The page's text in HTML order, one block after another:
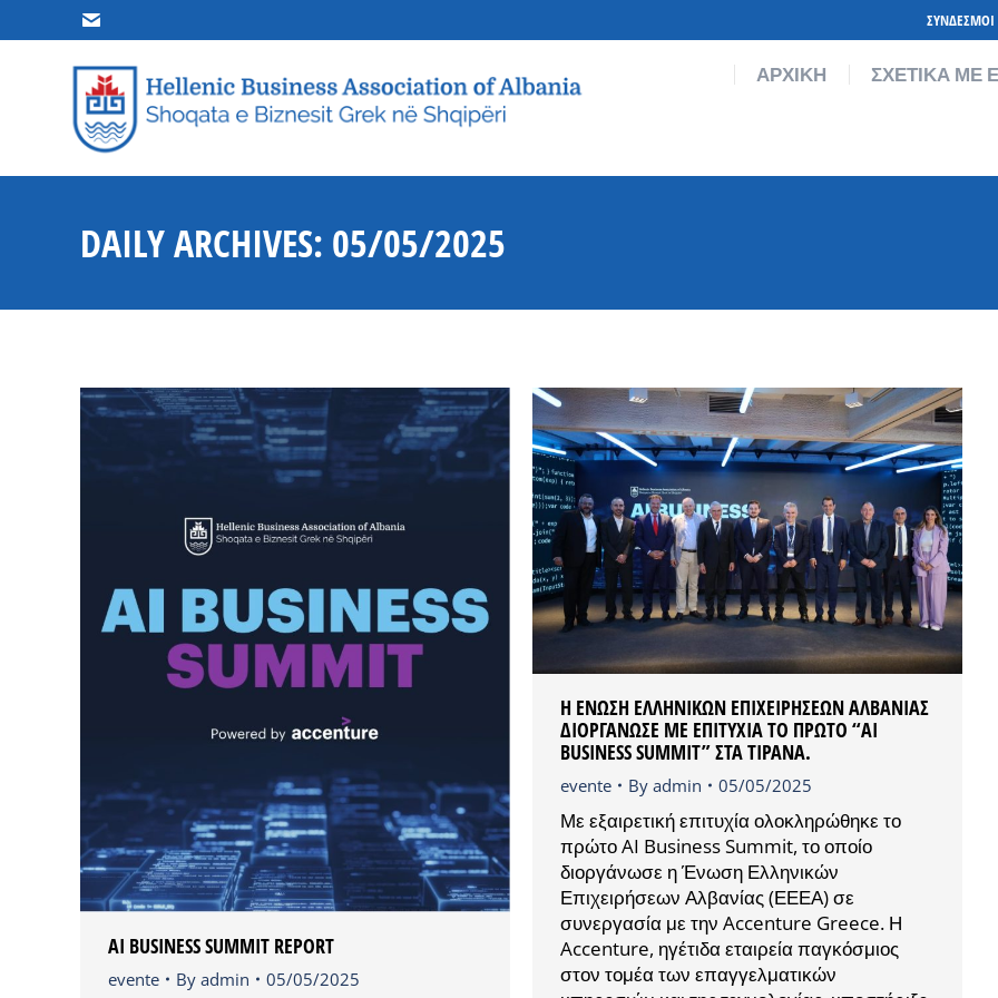
ΣΥΝΔΕΣΜΟΙ
ΑΡΧΙΚΗ ΣΧΕΤΙΚΑ ΜΕ
DAILY ARCHIVES: 05/05/2025
AI BUSINESS SUMMIT REPORT
evente By admin 05/05/2025
Η ΕΝΩΣΗ ΕΛΛΗΝΙΚΩΝ ΕΠΙΧΕΙΡΗΣΕΩΝ ΑΛΒΑΝΙΑΣ
ΔΙΟΡΓΑΝΩΣΕ ΜΕ ΕΠΙΤΥΧΙΑ ΤΟ ΠΡΩΤΟ “AI
BUSINESS SUMMIT” ΣΤΑ ΤΊΡΑΝΑ.
evente By admin 05/05/2025
Με εξαιρετική επιτυχία ολοκληρώθηκε το
πρώτο AI Business Summit, το οποίο
διοργάνωσε η Ένωση Ελληνικών
Επιχειρήσεων Αλβανίας (ΕΕΕΑ) σε
συνεργασία με την Accenture Greece. Η
Accenture, ηγέτιδα εταιρεία παγκόσμιος
στον τομέα των επαγγελματικών
ΑΡΧΙΚΗ ΣΧΕΤΙΚΑ ΜΕ ΕΜΑΣ ΓΙΝΕ ΜΕΛΟΣ ΜΕΛΗ ΔΡΑΣΕΙΣ